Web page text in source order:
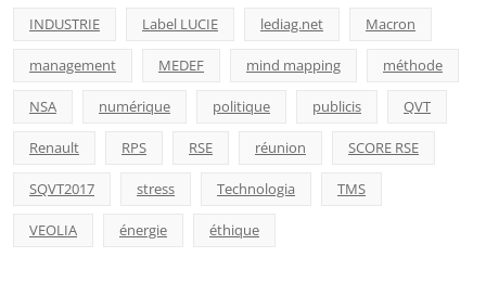
INDUSTRIE Label LUCIE lediag.net Macron
management MEDEF mind mapping méthode
NSA numérique politique publicis QVT
Renault RPS RSE réunion SCORE RSE
SQVT2017 stress Technologia TMS
VEOLIA énergie éthique